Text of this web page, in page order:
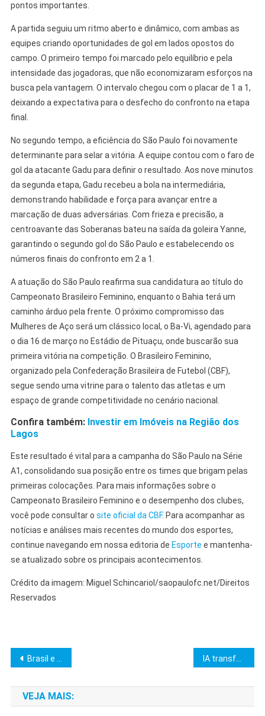
pontos importantes.
A partida seguiu um ritmo aberto e dinâmico, com ambas as
equipes criando oportunidades de gol em lados opostos do
campo. O primeiro tempo foi marcado pelo equilíbrio e pela
intensidade das jogadoras, que não economizaram esforços na
busca pela vantagem. O intervalo chegou com o placar de 1 a 1,
deixando a expectativa para o desfecho do confronto na etapa
final.
No segundo tempo, a eficiência do São Paulo foi novamente
determinante para selar a vitória. A equipe contou com o faro de
gol da atacante Gadu para definir o resultado. Aos nove minutos
da segunda etapa, Gadu recebeu a bola na intermediária,
demonstrando habilidade e força para avançar entre a
marcação de duas adversárias. Com frieza e precisão, a
centroavante das Soberanas bateu na saída da goleira Yanne,
garantindo o segundo gol do São Paulo e estabelecendo os
números finais do confronto em 2 a 1.
A atuação do São Paulo reafirma sua candidatura ao título do
Campeonato Brasileiro Feminino, enquanto o Bahia terá um
caminho árduo pela frente. O próximo compromisso das
Mulheres de Aço será um clássico local, o Ba-Vi, agendado para
o dia 16 de março no Estádio de Pituaçu, onde buscarão sua
primeira vitória na competição. O Brasileiro Feminino,
organizado pela Confederação Brasileira de Futebol (CBF),
segue sendo uma vitrine para o talento das atletas e um
espaço de grande competitividade no cenário nacional.
Confira também: Investir em Imóveis na Região dos
Lagos
Este resultado é vital para a campanha do São Paulo na Série
A1, consolidando sua posição entre os times que brigam pelas
primeiras colocações. Para mais informações sobre o
Campeonato Brasileiro Feminino e o desempenho dos clubes,
você pode consultar o site oficial da CBF. Para acompanhar as
notícias e análises mais recentes do mundo dos esportes,
continue navegando em nossa editoria de Esporte e mantenha-
se atualizado sobre os principais acontecimentos.
Crédito da imagem: Miguel Schincariol/saopaulofc.net/Direitos
Reservados
Navegação
de
Post
Brasil e Coreia do Sul Fortalecem Parcerias em Medicamentos
VEJA MAIS: